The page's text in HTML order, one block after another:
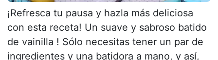
¡Refresca tu pausa y hazla más deliciosa
con esta receta! Un suave y sabroso batido
de vainilla ! Sólo necesitas tener un par de
ingredientes y una batidora a mano, y así,